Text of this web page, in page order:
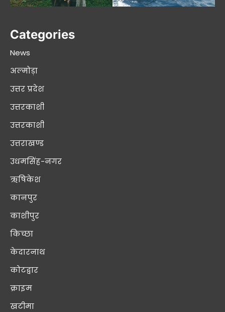
Categories
News
अल्मोड़ा
उत्तर प्रदेश
उत्तरकाशी
उत्तरकाशी
उत्तराखण्ड
उधमसिंह-नगर
ऋषिकेश
कानपुर
काशीपुर
किच्छा
केदारनाथ
कोटद्वार
क्राइम
खटीमा